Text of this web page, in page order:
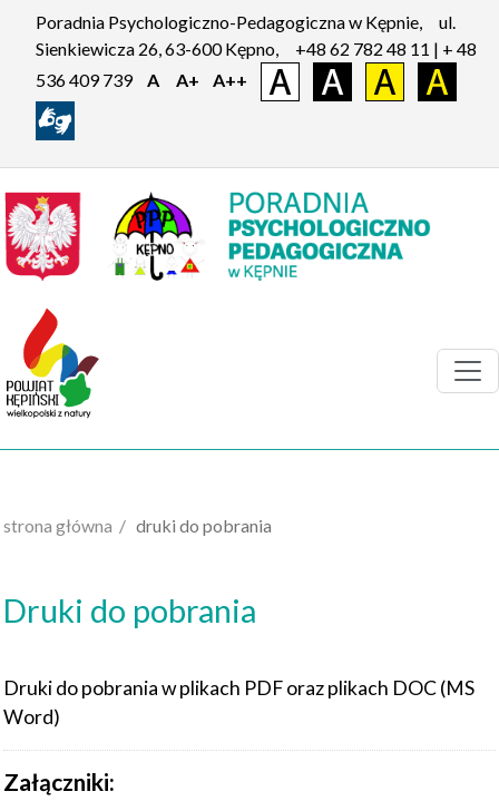
Poradnia Psychologiczno-Pedagogiczna w Kępnie,
ul.
Sienkiewicza 26, 63-600 Kępno,
+48 62 782 48 11 | + 48
536 409 739
A A+ A++
strona główna / druki do pobrania
Druki do pobrania
Druki do pobrania w plikach PDF oraz plikach DOC (MS
Word)
Załączniki: